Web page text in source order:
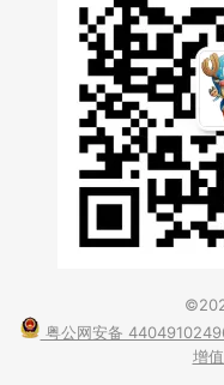
粤公网安备
增